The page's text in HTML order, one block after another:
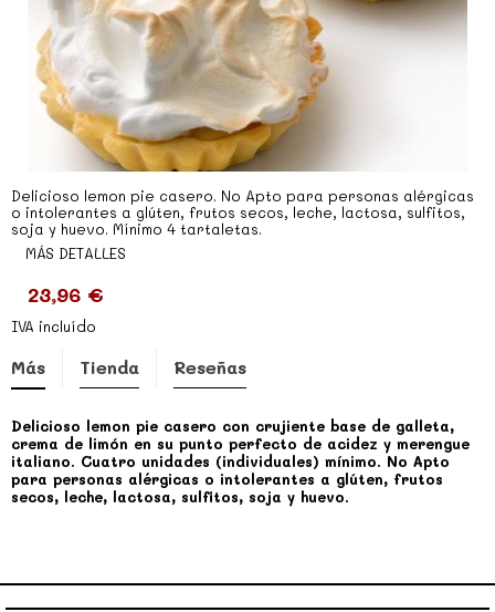
Delicioso lemon pie casero. No Apto para personas alérgicas
o intolerantes a glúten, frutos secos, leche, lactosa, sulfitos,
soja y huevo. Mínimo 4 tartaletas.
MÁS DETALLES
23,96 €
IVA incluído
Más Tienda Reseñas
Delicioso lemon pie casero con crujiente base de galleta,
crema de limón en su punto perfecto de acidez y merengue
italiano. Cuatro unidades (individuales) mínimo. No Apto
para personas alérgicas o intolerantes a glúten, frutos
secos, leche, lactosa, sulfitos, soja y huevo.